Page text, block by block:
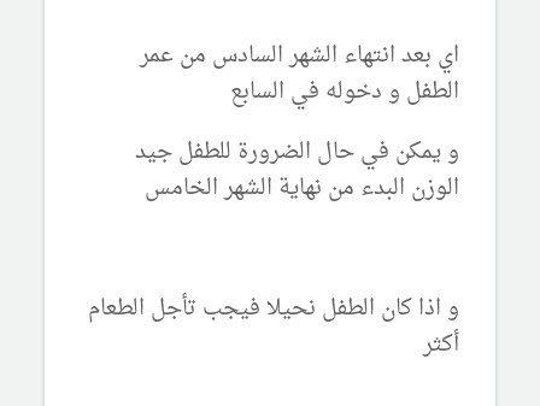
اي بعد انتهاء الشهر السادس من عمر
الطفل و دخوله في السابع
و يمكن في حال الضرورة للطفل جيد
الوزن البدء من نهاية الشهر الخامس
و اذا كان الطفل نحيلا فيجب تأجل الطعام
أكثر